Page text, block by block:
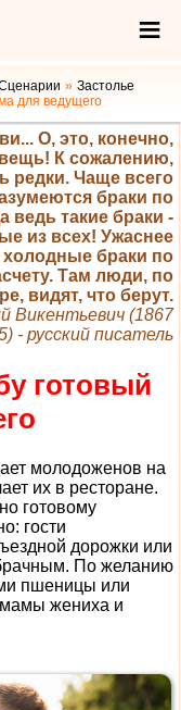
Застолье
для ведущего
О, это, конечно,
К сожалению,
редки. Чаще всего
браки по
ведь такие браки -
из всех! Ужаснее
холодные браки по
Там люди, по
видят, что берут.
Викентьевич (1867
- русский писатель
готовый
молодоженов на
их в ресторане.
готовому
гости
дорожки или
По желанию
пшеницы или
жениха и